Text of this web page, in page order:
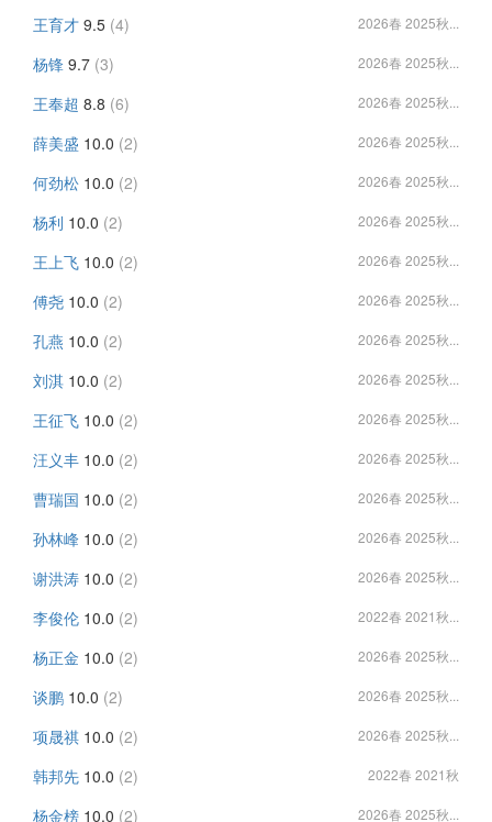
王育才 9.5 (4) 2026春 2025秋...
杨锋 9.7 (3) 2026春 2025秋...
王奉超 8.8 (6) 2026春 2025秋...
薛美盛 10.0 (2) 2026春 2025秋...
何劲松 10.0 (2) 2026春 2025秋...
杨利 10.0 (2) 2026春 2025秋...
王上飞 10.0 (2) 2026春 2025秋...
傅尧 10.0 (2) 2026春 2025秋...
孔燕 10.0 (2) 2026春 2025秋...
刘淇 10.0 (2) 2026春 2025秋...
王征飞 10.0 (2) 2026春 2025秋...
汪义丰 10.0 (2) 2026春 2025秋...
曹瑞国 10.0 (2) 2026春 2025秋...
孙林峰 10.0 (2) 2026春 2025秋...
谢洪涛 10.0 (2) 2026春 2025秋...
李俊伦 10.0 (2) 2022春 2021秋...
杨正金 10.0 (2) 2026春 2025秋...
谈鹏 10.0 (2) 2026春 2025秋...
项晟祺 10.0 (2) 2026春 2025秋...
韩邦先 10.0 (2) 2022春 2021秋
杨金榜 10.0 (2) 2026春 2025秋...